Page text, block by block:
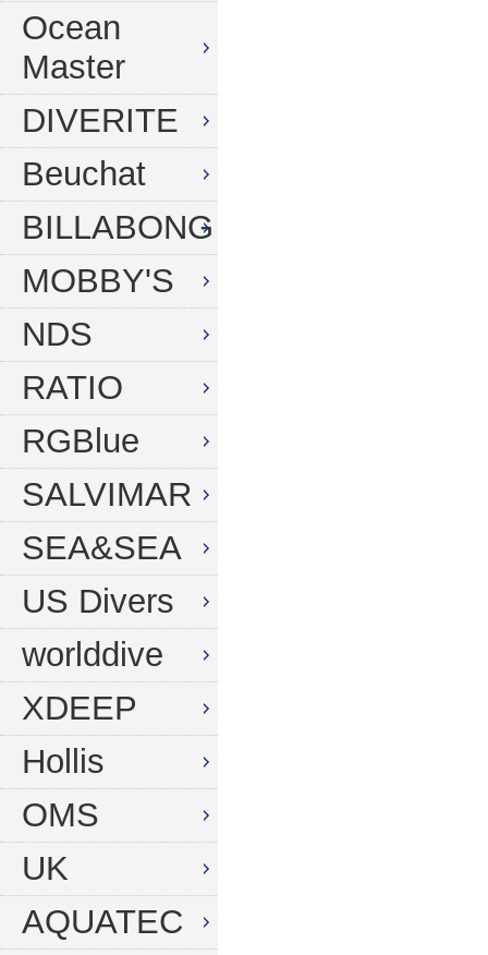
Ocean
Master
DIVERITE
Beuchat
BILLABONG
MOBBY'S
NDS
RATIO
RGBlue
SALVIMAR
SEA&SEA
US Divers
worlddive
XDEEP
Hollis
OMS
UK
AQUATEC